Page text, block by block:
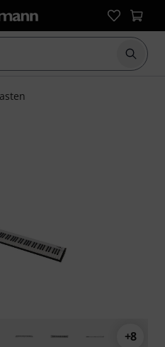
Suche
aus 8 Kundenbewertungen
+8